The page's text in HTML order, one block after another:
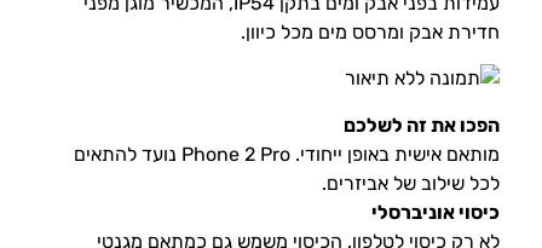
חדירת אבק ומרסס מים מכל כיוון.
הפכו את זה לשלכם
מותאם אישית באופן ייחודי. Phone 2 Pro נועד להתאים
לכל שילוב של אביזרים.
כיסוי אוניברסלי
לא רק כיסוי לטלפון. הכיסוי משמש גם כמתאם מגנטי